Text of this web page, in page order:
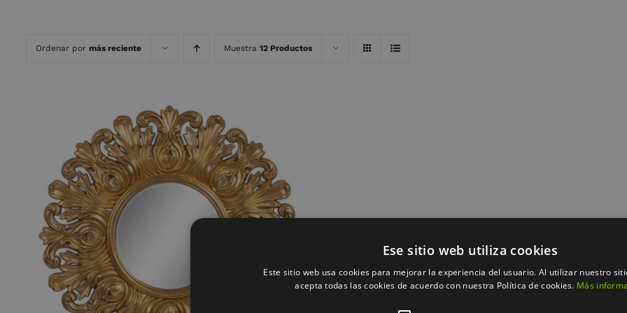
Ordenar por más reciente Muestra 12 Productos
AÑADIR AL CARRITO
Ese sitio web utiliza cookies
Este sitio web usa cookies para mejorar la experiencia del usuario. Al utilizar nuestro
acepta todas las cookies de acuerdo con nuestra Política de cookies. Más